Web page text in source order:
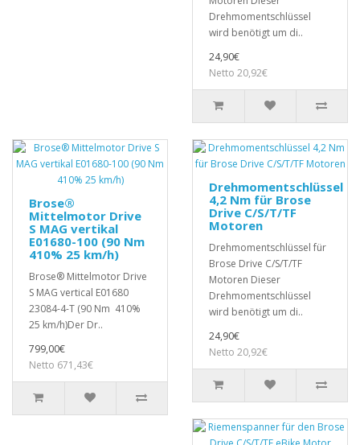
Drehmomentschlüssel
wird benötigt um di..
24,90€
Netto 20,92€
Brose®
Mittelmotor Drive
S MAG vertikal
E01680-100 (90 Nm
410% 25 km/h)
Brose® Mittelmotor Drive
S MAG vertical E01680
23084-4-T (90 Nm 410%
25 km/h)Der Dr..
799,00€
Netto 671,43€
Drehmomentschlüssel
4,2 Nm für Brose
Drive C/S/T/TF
Motoren
Drehmomentschlüssel für
Brose Drive C/S/T/TF
Motoren Dieser
Drehmomentschlüssel
wird benötigt um di..
24,90€
Netto 20,92€